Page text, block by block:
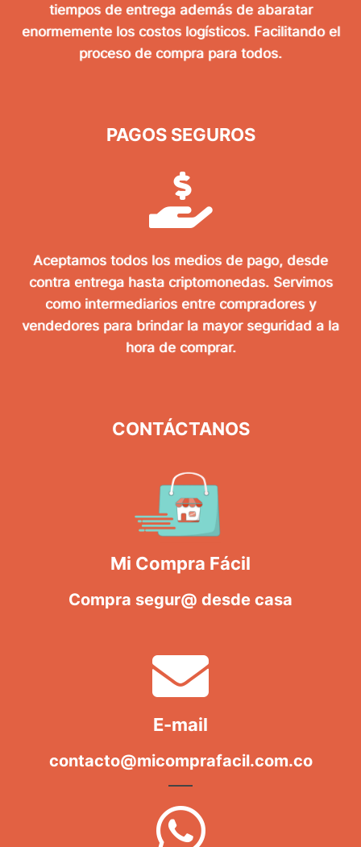
tiempos de entrega además de abaratar
enormemente los costos logísticos. Facilitando el
proceso de compra para todos.
PAGOS SEGUROS
Aceptamos todos los medios de pago, desde
contra entrega hasta criptomonedas. Servimos
como intermediarios entre compradores y
vendedores para brindar la mayor seguridad a la
hora de comprar.
CONTÁCTANOS
Mi Compra Fácil
Compra segur@ desde casa
E-mail
contacto@micomprafacil.com.co